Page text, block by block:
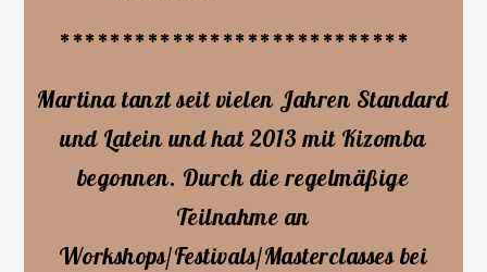
****************************
Martina tanzt seit vielen Jahren Standard
und Latein und hat 2013 mit Kizomba
begonnen. Durch die regelmäßige
Teilnahme an
Workshops/Festivals/Masterclasses bei